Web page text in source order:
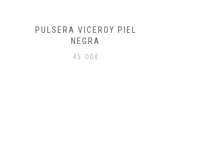
PULSERA LOTUS PLATA
INFINITO
69.90 €